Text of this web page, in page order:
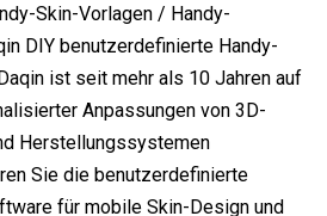
Skin-Vorlagen / Handy-
DIY benutzerdefinierte Handy-
ist seit mehr als 10 Jahren auf
Anpassungen von 3D-
Herstellungssystemen
Sie die benutzerdefinierte
für mobile Skin-Design und